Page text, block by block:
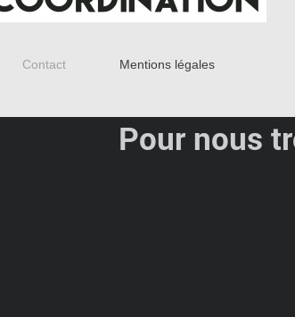
Contact Mentions légales
Pour nous